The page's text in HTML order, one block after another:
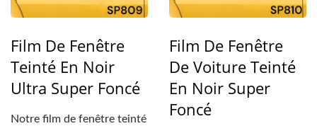
Film De Fenêtre
Teinté En Noir
Ultra Super Foncé
Notre film de fenêtre teinté
Film De Fenêtre
De Voiture Teinté
En Noir Super
Foncé